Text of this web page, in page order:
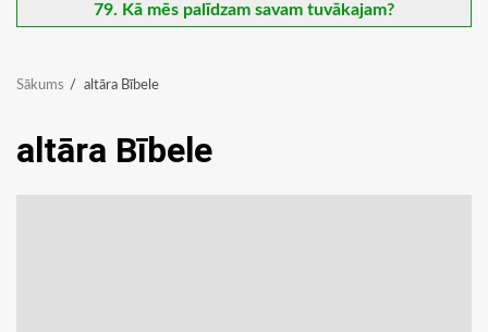
79. Kā mēs palīdzam savam tuvākajam?
Sākums altāra Bībele
altāra Bībele